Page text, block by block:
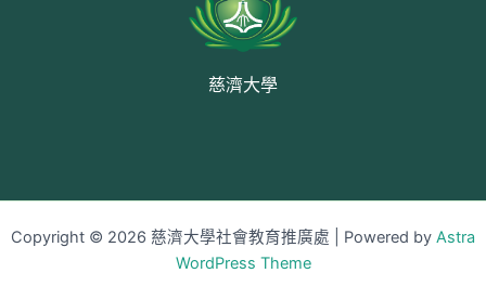
慈濟大學
Copyright © 2026 慈濟大學社會教育推廣處 | Powered by Astra
WordPress Theme